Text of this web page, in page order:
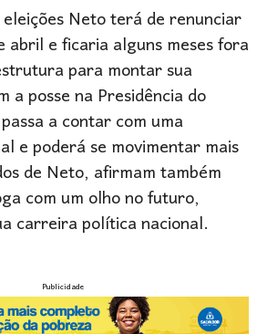
Neto terá de renunciar
e ficaria alguns meses fora
para montar sua
a posse na Presidência do
a contar com uma
e poderá se movimentar mais
de Neto, afirmam também
com um olho no futuro,
carreira política nacional.
Publicidade